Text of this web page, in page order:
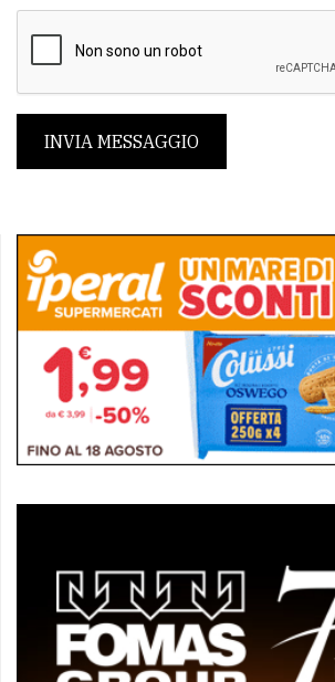
INVIA MESSAGGIO